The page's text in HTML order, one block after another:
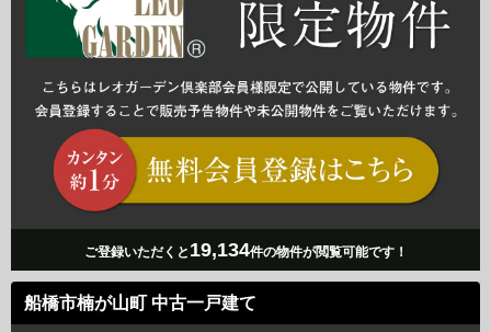
ご登録いただくと 19,134件の物件が閲覧可能です！
船橋市楠が山町 中古一戸建て